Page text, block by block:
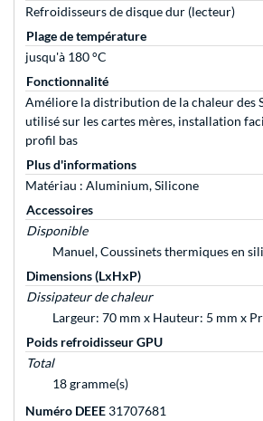
Refroidisseurs de disque dur (lecteur)
Plage de température
jusqu'à 180 °C
Fonctionnalité
Améliore la distribution de la chaleur des
utilisé sur les cartes mères, installation
profil bas
Plus d'informations
Matériau : Aluminium, Silicone
Accessoires
Disponible
Manuel, Coussinets thermiques en
Dimensions (LxHxP)
Dissipateur de chaleur
Largeur: 70 mm x Hauteur: 5 mm x
Poids refroidisseur GPU
Total
18 gramme(s)
Numéro DEEE 31707681